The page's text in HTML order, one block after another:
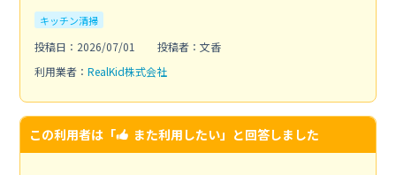
キッチン清掃
投稿日：2026/07/01
投稿者：文香
利用業者： RealKid株式会社
この利用者は「 また利用したい」と回答しました